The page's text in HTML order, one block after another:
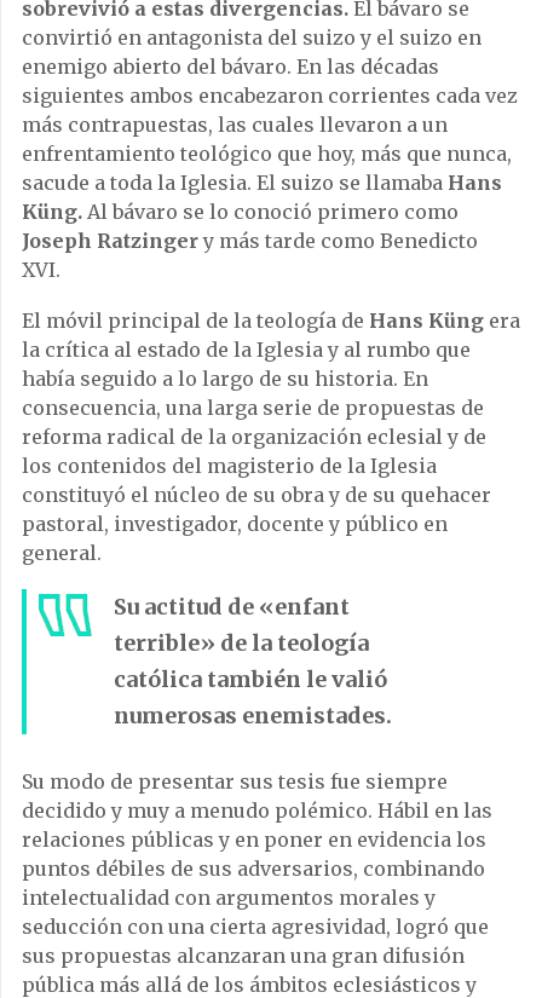
sobrevivió a estas divergencias. El bávaro se
convirtió en antagonista del suizo y el suizo en
enemigo abierto del bávaro. En las décadas
siguientes ambos encabezaron corrientes cada vez
más contrapuestas, las cuales llevaron a un
enfrentamiento teológico que hoy, más que nunca,
sacude a toda la Iglesia. El suizo se llamaba Hans
Küng. Al bávaro se lo conoció primero como
Joseph Ratzinger y más tarde como Benedicto
XVI.
El móvil principal de la teología de Hans Küng era
la crítica al estado de la Iglesia y al rumbo que
había seguido a lo largo de su historia. En
consecuencia, una larga serie de propuestas de
reforma radical de la organización eclesial y de
los contenidos del magisterio de la Iglesia
constituyó el núcleo de su obra y de su quehacer
pastoral, investigador, docente y público en
general.
Su actitud de «enfant
terrible» de la teología
católica también le valió
numerosas enemistades.
Su modo de presentar sus tesis fue siempre
decidido y muy a menudo polémico. Hábil en las
relaciones públicas y en poner en evidencia los
puntos débiles de sus adversarios, combinando
intelectualidad con argumentos morales y
seducción con una cierta agresividad, logró que
sus propuestas alcanzaran una gran difusión
pública más allá de los ámbitos eclesiásticos y